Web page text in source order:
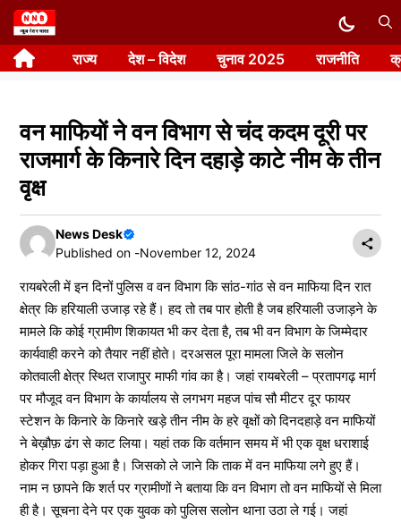
Skip
to
content राज्य देश – विदेश चुनाव 2025 राजनीति
वन माफियों ने वन विभाग से चंद कदम दूरी पर
राजमार्ग के किनारे दिन दहाड़े काटे नीम के तीन
वृक्ष
News Desk
Published on -November 12, 2024
रायबरेली में इन दिनों पुलिस व वन विभाग कि सांठ-गांठ से वन माफिया दिन रात
क्षेत्र कि हरियाली उजाड़ रहे हैं। हद तो तब पार होती है जब हरियाली उजाड़ने के
मामले कि कोई ग्रामीण शिकायत भी कर देता है, तब भी वन विभाग के जिम्मेदार
कार्यवाही करने को तैयार नहीं होते। दरअसल पूरा मामला जिले के सलोन
कोतवाली क्षेत्र स्थित राजापुर माफी गांव का है। जहां रायबरेली – प्रतापगढ़ मार्ग
पर मौजूद वन विभाग के कार्यालय से लगभग महज पांच सौ मीटर दूर फायर
स्टेशन के किनारे के किनारे खड़े तीन नीम के हरे वृक्षों को दिनदहाड़े वन माफियों
ने बेख़ौफ़ ढंग से काट लिया। यहां तक कि वर्तमान समय में भी एक वृक्ष धराशाई
होकर गिरा पड़ा हुआ है। जिसको ले जाने कि ताक में वन माफिया लगे हुए हैं।
नाम न छापने कि शर्त पर ग्रामीणों ने बताया कि वन विभाग तो वन माफियों से मिला
ही है। सूचना देने पर एक युवक को पुलिस सलोन थाना उठा ले गई। जहां